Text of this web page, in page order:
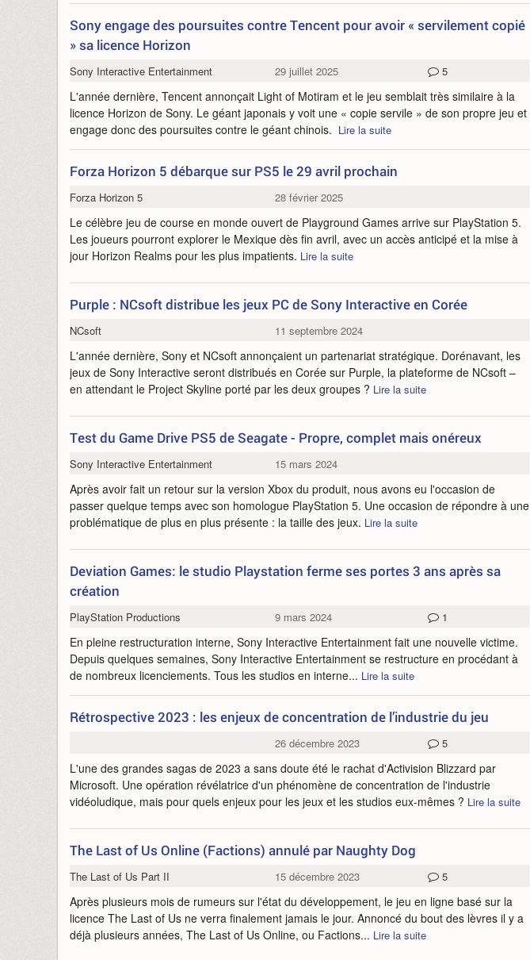
Sony engage des poursuites contre Tencent pour avoir « servilement copié
» sa licence Horizon
Sony Interactive Entertainment 29 juillet 2025 5
L'année dernière, Tencent annonçait Light of Motiram et le jeu semblait très similaire à la
licence Horizon de Sony. Le géant japonais y voit une « copie servile » de son propre jeu et
engage donc des poursuites contre le géant chinois. Lire la suite
Forza Horizon 5 débarque sur PS5 le 29 avril prochain
Forza Horizon 5 28 février 2025
Le célèbre jeu de course en monde ouvert de Playground Games arrive sur PlayStation 5.
Les joueurs pourront explorer le Mexique dès fin avril, avec un accès anticipé et la mise à
jour Horizon Realms pour les plus impatients. Lire la suite
Purple : NCsoft distribue les jeux PC de Sony Interactive en Corée
NCsoft 11 septembre 2024
L'année dernière, Sony et NCsoft annonçaient un partenariat stratégique. Dorénavant, les
jeux de Sony Interactive seront distribués en Corée sur Purple, la plateforme de NCsoft –
en attendant le Project Skyline porté par les deux groupes ? Lire la suite
Test du Game Drive PS5 de Seagate - Propre, complet mais onéreux
Sony Interactive Entertainment 15 mars 2024
Après avoir fait un retour sur la version Xbox du produit, nous avons eu l'occasion de
passer quelque temps avec son homologue PlayStation 5. Une occasion de répondre à une
problématique de plus en plus présente : la taille des jeux. Lire la suite
Deviation Games: le studio Playstation ferme ses portes 3 ans après sa
création
PlayStation Productions 9 mars 2024 1
En pleine restructuration interne, Sony Interactive Entertainment fait une nouvelle victime.
Depuis quelques semaines, Sony Interactive Entertainment se restructure en procédant à
de nombreux licenciements. Tous les studios en interne... Lire la suite
Rétrospective 2023 : les enjeux de concentration de l’industrie du jeu
26 décembre 2023 5
L'une des grandes sagas de 2023 a sans doute été le rachat d'Activision Blizzard par
Microsoft. Une opération révélatrice d'un phénomène de concentration de l'industrie
vidéoludique, mais pour quels enjeux pour les jeux et les studios eux-mêmes ? Lire la suite
The Last of Us Online (Factions) annulé par Naughty Dog
The Last of Us Part II 15 décembre 2023 5
Après plusieurs mois de rumeurs sur l'état du développement, le jeu en ligne basé sur la
licence The Last of Us ne verra finalement jamais le jour. Annoncé du bout des lèvres il y a
déjà plusieurs années, The Last of Us Online, ou Factions... Lire la suite